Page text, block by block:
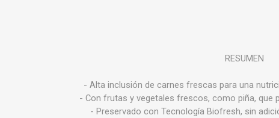
RESUMEN
- Alta inclusión de carnes frescas para una
- Con frutas y vegetales frescos, como piña, que
- Preservado con Tecnología Biofresh, sin